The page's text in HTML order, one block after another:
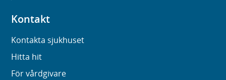
Kontakt
Kontakta sjukhuset
Hitta hit
För vårdgivare